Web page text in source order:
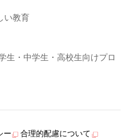
い教育
生・中学生・高校生向けプロ
ー 合理的配慮について